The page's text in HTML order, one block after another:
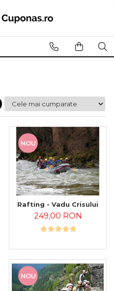
NOU
Rafting - Vadu Crisului
249,00 RON
NOU